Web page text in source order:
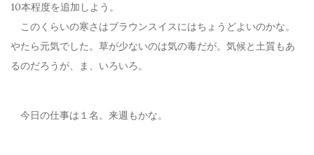
10本程度を追加しよう。
このくらいの寒さはブラウンスイスにはちょうどよいのかな。
やたら元気でした。草が少ないのは気の毒だが。気候と土質もあ
るのだろうが、ま、いろいろ。
今日の仕事は１名。来週もかな。